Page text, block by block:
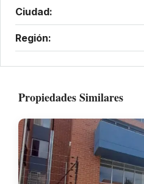
Ciudad:
Región:
Propiedades Similares